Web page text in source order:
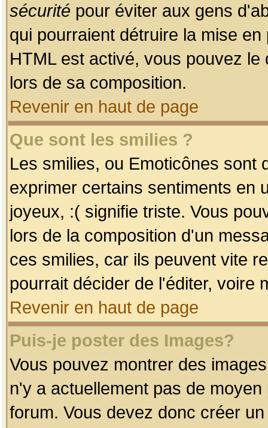
sécurité pour éviter aux gens
qui pourraient détruire la mise
HTML est activé, vous pouvez
lors de sa composition.
Revenir en haut de page
Que sont les smilies ?
Les smilies, ou Emoticônes sont
exprimer certains sentiments en
joyeux, :( signifie triste. Vous
lors de la composition d'un
ces smilies, car ils peuvent vite
pourrait décider de l'éditer, voire
Revenir en haut de page
Puis-je poster des Images?
Vous pouvez montrer des
n'y a actuellement pas de
forum. Vous devez donc créer